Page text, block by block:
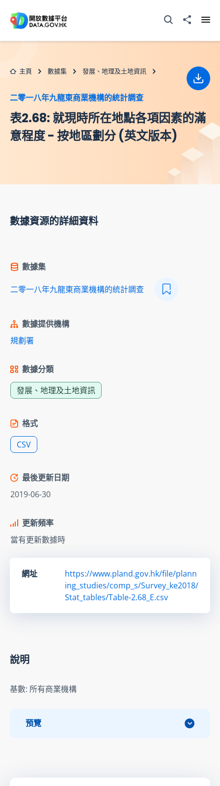
打開搜尋器分享至
主頁 數據集 發展、地理及土地資訊
二零一八年九龍東商業機構的統計調查
表2.68: 就現時所在地點各項因素的滿
意程度 - 按地區劃分 (英文版本)
下載
數據資源的詳細資料
數據集
二零一八年九龍東商業機構的統計調查
數據提供機構
規劃署
數據分類
發展、地理及土地資訊
格式
CSV
最後更新日期
2019-06-30
更新頻率
當有更新數據時
網址
https://www.pland.gov.hk/file/plann
ing_studies/comp_s/Survey_ke2018/
Stat_tables/Table-2.68_E.csv
說明
基數: 所有商業機構
預覽